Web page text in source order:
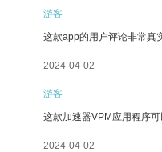
游客
这款app的用户评论非常真
2024-04-02
游客
这款加速器VPM应用程序
2024-04-02